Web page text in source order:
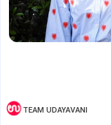
TEAM UDAYAVANI